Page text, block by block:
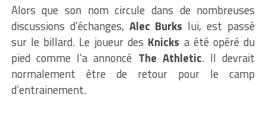
Alors que son nom circule dans de nombreuses
discussions d’échanges, Alec Burks lui, est passé
sur le billard. Le joueur des Knicks a été opéré du
pied comme l’a annoncé The Athletic. Il devrait
normalement être de retour pour le camp
d’entrainement.